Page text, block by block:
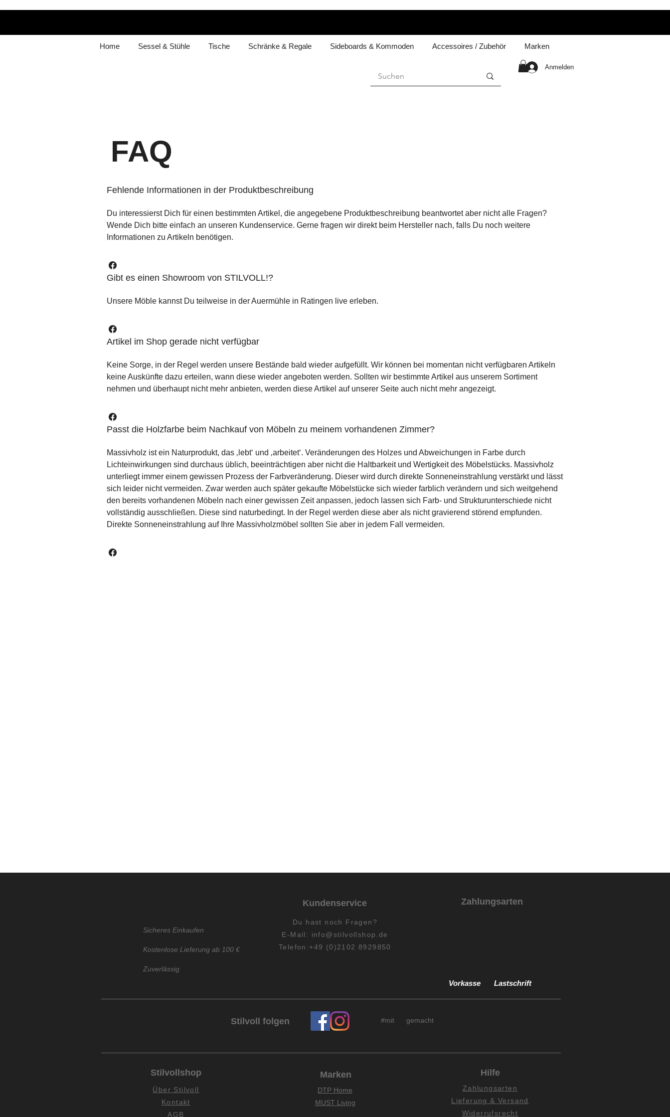
Anmelden
Home Sessel & Stühle Tische Schränke & Regale Sideboards & Kommoden Accessoires / Zubehör Marken
FAQ
Fehlende Informationen in der Produktbeschreibung
Du interessierst Dich für einen bestimmten Artikel, die angegebene Produktbeschreibung beantwortet aber nicht alle Fragen?
Wende Dich bitte einfach an unseren Kundenservice. Gerne fragen wir direkt beim Hersteller nach, falls Du noch weitere
Informationen zu Artikeln benötigen.
Gibt es einen Showroom von STILVOLL!?
Unsere Möble kannst Du teilweise in der Auermühle in Ratingen live erleben.
Artikel im Shop gerade nicht verfügbar
Keine Sorge, in der Regel werden unsere Bestände bald wieder aufgefüllt. Wir können bei momentan nicht verfügbaren Artikeln
keine Auskünfte dazu erteilen, wann diese wieder angeboten werden. Sollten wir bestimmte Artikel aus unserem Sortiment
nehmen und überhaupt nicht mehr anbieten, werden diese Artikel auf unserer Seite auch nicht mehr angezeigt.
Passt die Holzfarbe beim Nachkauf von Möbeln zu meinem vorhandenen Zimmer?
Massivholz ist ein Naturprodukt, das ‚lebt‘ und ‚arbeitet‘. Veränderungen des Holzes und Abweichungen in Farbe durch
Lichteinwirkungen sind durchaus üblich, beeinträchtigen aber nicht die Haltbarkeit und Wertigkeit des Möbelstücks. Massivholz
unterliegt immer einem gewissen Prozess der Farbveränderung. Dieser wird durch direkte Sonneneinstrahlung verstärkt und lässt
sich leider nicht vermeiden. Zwar werden auch später gekaufte Möbelstücke sich wieder farblich verändern und sich weitgehend
den bereits vorhandenen Möbeln nach einer gewissen Zeit anpassen, jedoch lassen sich Farb- und Strukturunterschiede nicht
vollständig ausschließen. Diese sind naturbedingt. In der Regel werden diese aber als nicht gravierend störend empfunden.
Direkte Sonneneinstrahlung auf Ihre Massivholzmöbel sollten Sie aber in jedem Fall vermeiden.
Sicheres Einkaufen
Kostenlose Lieferung ab 100 €
Zuverlässig
Kundenservice
Du hast noch Fragen?
E-Mail: info@stilvollshop.de
Telefon:+49 (0)2102 8929850
Zahlungsarten
Vorkasse Lastschrift
Stilvoll folgen #mit gemacht
Stilvollshop
Über Stilvoll
Kontakt
AGB
Marken
DTP Home
MUST Living
Hilfe
Zahlungsarten
Lieferung & Versand
Widerrufsrecht